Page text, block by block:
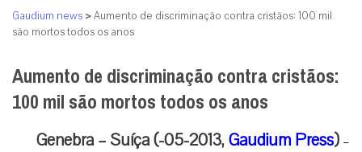
Gaudium news >Aumento de discriminação contra cristãos: 100 mil
são mortos todos os anos
Aumento de discriminação contra cristãos:
100 mil são mortos todos os anos
Genebra – Suíça (-05-2013, Gaudium Press) –